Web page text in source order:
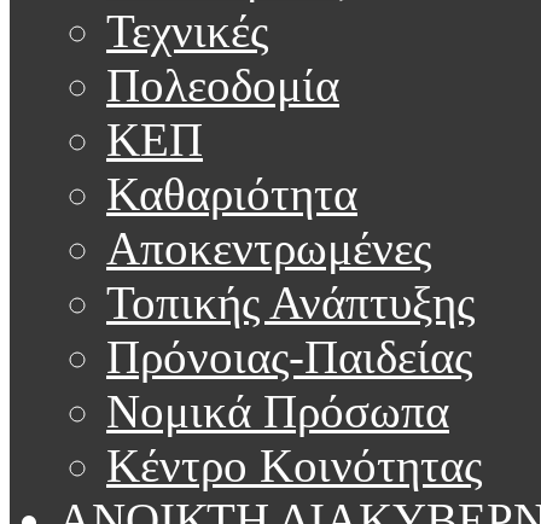
Τεχνικές
Πολεοδομία
ΚΕΠ
Καθαριότητα
Αποκεντρωμένες
Τοπικής Ανάπτυξης
Πρόνοιας-Παιδείας
Νομικά Πρόσωπα
Κέντρο Κοινότητας